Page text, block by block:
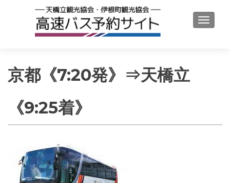
ナビゲ
京都《7:20発》⇒天橋立
《9:25着》